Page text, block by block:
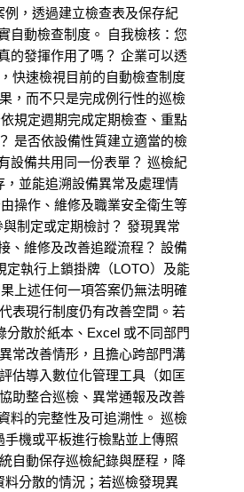
例，透過建立檢查表及保存紀
自動檢查制度。 自我檢核：您
的發揮作用了嗎？ 企業可以透
快速檢視目前的自動檢查制度
，而不只是完成例行性的巡檢
規定週期完成定期檢查、重點
是否依設備性質建立適當的檢
設備共用同一份表單？ 巡檢紀
，並能追溯設備異常及處理情
操作、維修及職業安全衛生等
制定或定期檢討？ 發現異常
、維修及改善追蹤流程？ 設備
定執行上鎖掛牌（LOTO）及能
上述任何一項答案仍無法明確
表現行制度仍有改善空間。若
分散於紙本、Excel 或不同部門
常改善情形，且擔心跨部門溝
估導入數位化管理工具（如匡
助整合巡檢、異常通報及改善
料的完整性及可追溯性。 巡檢
手機或平板進行檢點並上傳照
自動保存巡檢紀錄與歷程，降
料分散的情況；若巡檢發現異